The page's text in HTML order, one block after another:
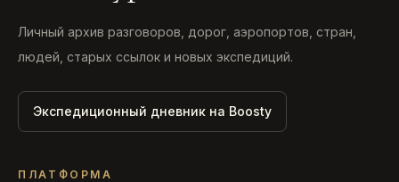
Личный архив разговоров, дорог, аэропортов, стран,
людей, старых ссылок и новых экспедиций.
Экспедиционный дневник на Boosty
ПЛАТФОРМА